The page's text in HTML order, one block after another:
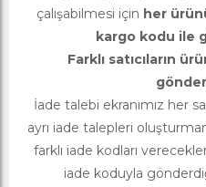
çalışabilmesi için her
kargo kodu ile
Farklı satıcıların
İade talebi ekranımız her
ayrı iade talepleri
farklı iade kodları
iade koduyla